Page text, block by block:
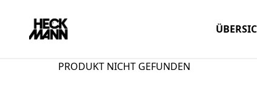
PRODUKT NICHT GEFUNDEN